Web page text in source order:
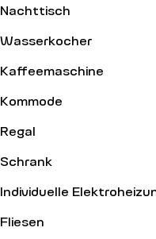
Nachttisch
Wasserkocher
Kaffeemaschine
Kommode
Regal
Schrank
Individuelle
Fliesen